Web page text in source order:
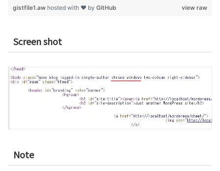
view raw
gistfile1.aw hosted with ❤ by GitHub
Screen shot
Note